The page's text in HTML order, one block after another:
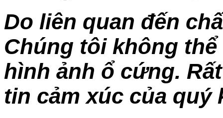
Do liên quan đến
Chúng tôi không
hình ảnh ổ cứng.
tin cảm xúc của quý